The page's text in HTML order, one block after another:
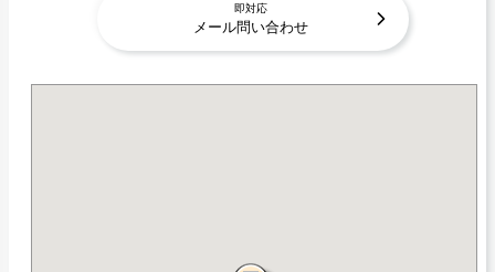
即対応
メール問い合わせ